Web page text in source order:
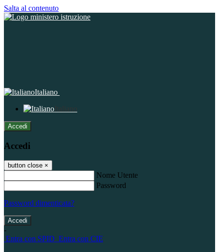
Salta al contenuto
Italiano
Italiano
Accedi
Accedi
button close ×
Nome Utente
Password
Password dimenticata?
-
Entra con SPID Entra con CIE